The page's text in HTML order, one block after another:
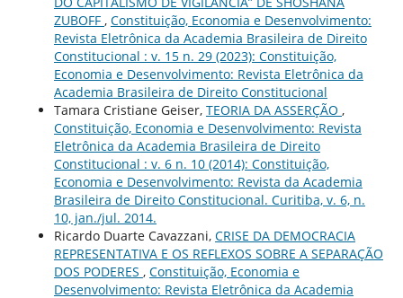
ZUBOFF , Constituição, Economia e Desenvolvimento:
Revista Eletrônica da Academia Brasileira de Direito
Constitucional : v. 15 n. 29 (2023): Constituição,
Economia e Desenvolvimento: Revista Eletrônica da
Academia Brasileira de Direito Constitucional
Tamara Cristiane Geiser, TEORIA DA ASSERÇÃO ,
Constituição, Economia e Desenvolvimento: Revista
Eletrônica da Academia Brasileira de Direito
Constitucional : v. 6 n. 10 (2014): Constituição,
Economia e Desenvolvimento: Revista da Academia
Brasileira de Direito Constitucional. Curitiba, v. 6, n.
10, jan./jul. 2014.
Ricardo Duarte Cavazzani, CRISE DA DEMOCRACIA
REPRESENTATIVA E OS REFLEXOS SOBRE A SEPARAÇÃO
DOS PODERES , Constituição, Economia e
Desenvolvimento: Revista Eletrônica da Academia